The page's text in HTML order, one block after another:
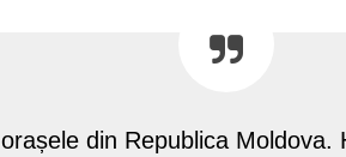
din Republica